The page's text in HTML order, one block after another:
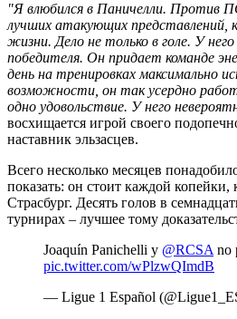
"Я влюбился в Паничелли. Против
лучших атакующих представлений,
жизни. Дело не только в голе. У
победителя. Он придает команде
день на тренировках максимально
возможности, он так усердно
одно удовольствие. У него
восхищается игрой своего
наставник эльзасцев.
Всего несколько месяцев
показать: он стоит каждой копейки,
Страсбург. Десять голов в
турнирах – лучшее тому
Joaquín Panichelli y @RCSA no
pic.twitter.com/wPlzwQImdB
— Ligue 1 Español